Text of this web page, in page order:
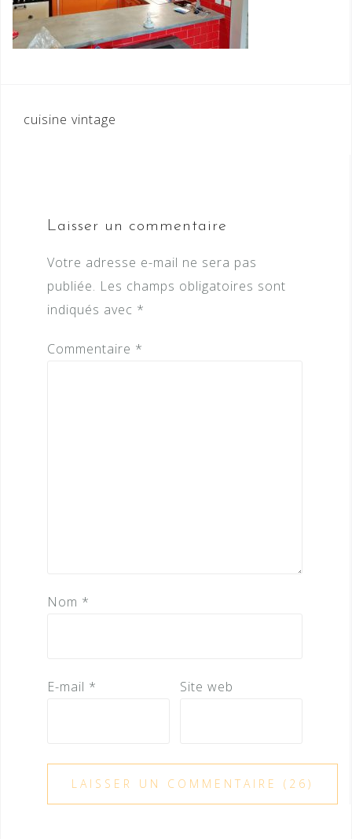
Navigation
cuisine vintage
Laisser un commentaire
Votre adresse e-mail ne sera pas
publiée. Les champs obligatoires sont
indiqués avec *
Commentaire *
Nom *
E-mail * Site web